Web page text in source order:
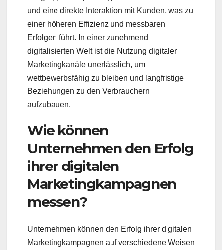
und eine direkte Interaktion mit Kunden, was zu
einer höheren Effizienz und messbaren
Erfolgen führt. In einer zunehmend
digitalisierten Welt ist die Nutzung digitaler
Marketingkanäle unerlässlich, um
wettbewerbsfähig zu bleiben und langfristige
Beziehungen zu den Verbrauchern
aufzubauen.
Wie können
Unternehmen den Erfolg
ihrer digitalen
Marketingkampagnen
messen?
Unternehmen können den Erfolg ihrer digitalen
Marketingkampagnen auf verschiedene Weisen